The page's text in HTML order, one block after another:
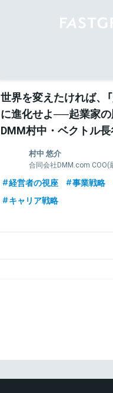
世界を変えたければ、「
に進化せよ──起業家
DMM村中・ベクトル
す、急成長する事業創
村中 悠介
合同会社DMM.com COO(
EXNOA(DMM GAMES)CEO
経営者の視座 事業戦略
キャリア戦略